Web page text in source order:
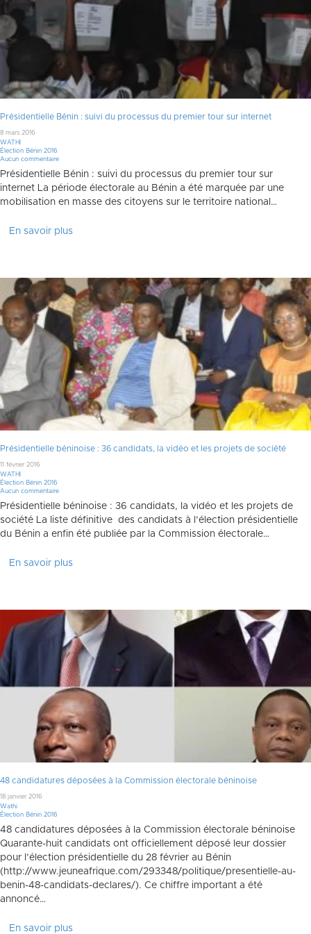
Présidentielle Bénin : suivi du processus du premier tour sur internet
8 mars 2016
WATHI
Élection Bénin 2016
Aucun commentaire
Présidentielle Bénin : suivi du processus du premier tour sur
internet La période électorale au Bénin a été marquée par une
mobilisation en masse des citoyens sur le territoire national…
En savoir plus
Présidentielle béninoise : 36 candidats, la vidéo et les projets de société
11 février 2016
WATHI
Élection Bénin 2016
Aucun commentaire
Présidentielle béninoise : 36 candidats, la vidéo et les projets de
société La liste définitive des candidats à l’élection présidentielle
du Bénin a enfin été publiée par la Commission électorale…
En savoir plus
48 candidatures déposées à la Commission électorale béninoise
18 janvier 2016
Wathi
Élection Bénin 2016
48 candidatures déposées à la Commission électorale béninoise
Quarante-huit candidats ont officiellement déposé leur dossier
pour l’élection présidentielle du 28 février au Bénin
(http://www.jeuneafrique.com/293348/politique/presentielle-au-
benin-48-candidats-declares/). Ce chiffre important a été
annoncé…
En savoir plus